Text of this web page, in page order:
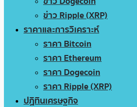
ข่าว Ripple (XRP)
ราคาและการวิเคราะห์
ราคา Bitcoin
ราคา Ethereum
ราคา Dogecoin
ราคา Ripple (XRP)
ปฏิทินเศรษฐกิจ